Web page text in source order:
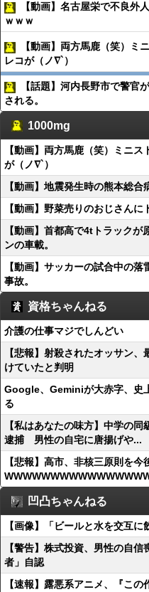
【動画】名古屋栄で不良外
ｗｗｗ
【動画】両方馬鹿（笑）ミ
レコが（ノ∇`）
【話題】河内長野市で警官
される。
1000mg
【動画】両方馬鹿（笑）ミニ
が（ノ∇`）
【動画】地震発生時の熊本総
【動画】野菜売りのおじさんに
【動画】首都高で4tトラック
ンの車載。
【動画】サッカーの試合中の
事故。
資格ちゃんねる
介護の仕事マジでしんどい
【悲報】射殺されたオッサン
けていたと判明
Google、Geminiが大赤字、史
る
【私はあなたの味方】中学の
逮捕 男性の自宅に唐揚げや...
【悲報】高市、非核三原則を
凹凸ちゃんねる
【画像】「ビールと水を交互
【警告】株式投資、男性の自
者」自認
【速報】露悪系アニメ、『こ